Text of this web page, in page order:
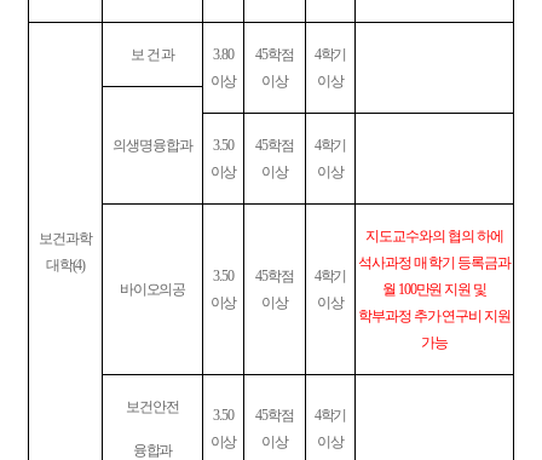
보건과학
대학(4)
보 건 과
3.80
이상
45학점
이상
4학기
이상
의생명융합과
3.50
이상
45학점
이상
4학기
이상
바이오의공
3.50
이상
45학점
이상
4학기
이상
지도교수와의 협의 하에
석사과정 매 학기 등록금과
월 100만원 지원 및
학부과정 추가 연구비 지원
가능
보건안전
융합과
3.50
이상
45학점
이상
4학기
이상